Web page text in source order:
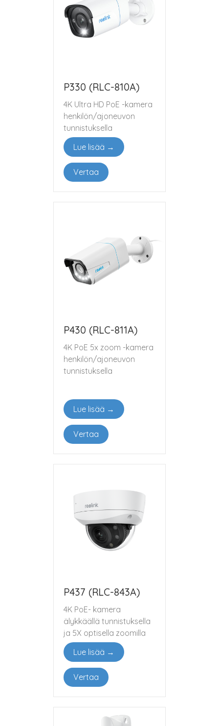
P330 (RLC-810A)
4K Ultra HD PoE -kamera
henkilön/ajoneuvon
tunnistuksella
Lue lisää →
Vertaa
P430 (RLC-811A)
4K PoE 5x zoom -kamera
henkilön/ajoneuvon
tunnistuksella
Lue lisää →
Vertaa
P437 (RLC-843A)
4K PoE- kamera
älykkäällä tunnistuksella
ja 5X optisella zoomilla
Lue lisää →
Vertaa